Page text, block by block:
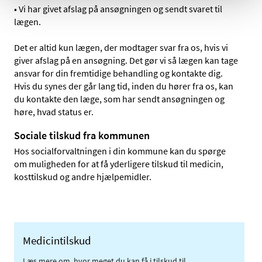
• Vi har givet afslag på ansøgningen og sendt svaret til
lægen.
Det er altid kun lægen, der modtager svar fra os, hvis vi
giver afslag på en ansøgning. Det gør vi så lægen kan tage
ansvar for din fremtidige behandling og kontakte dig.
Hvis du synes der går lang tid, inden du hører fra os, kan
du kontakte den læge, som har sendt ansøgningen og
høre, hvad status er.
Sociale tilskud fra kommunen
Hos socialforvaltningen i din kommune kan du spørge
om muligheden for at få yderligere tilskud til medicin,
kosttilskud og andre hjælpemidler.
Medicintilskud